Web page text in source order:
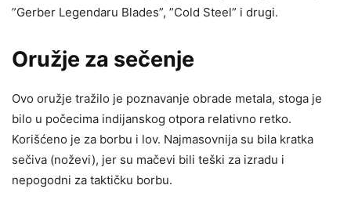
”Gerber Legendaru Blades”, ”Cold Steel” i drugi.
Oružje za sečenje
Ovo oružje tražilo je poznavanje obrade metala, stoga je
bilo u počecima indijanskog otpora relativno retko.
Korišćeno je za borbu i lov. Najmasovnija su bila kratka
sečiva (noževi), jer su mačevi bili teški za izradu i
nepogodni za taktičku borbu.